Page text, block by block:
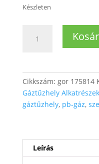
Készleten
szett
Cikkszám: gor 175814
Gáztűzhely Alkatrészek
gáztűzhely, pb-gáz,
Leírás